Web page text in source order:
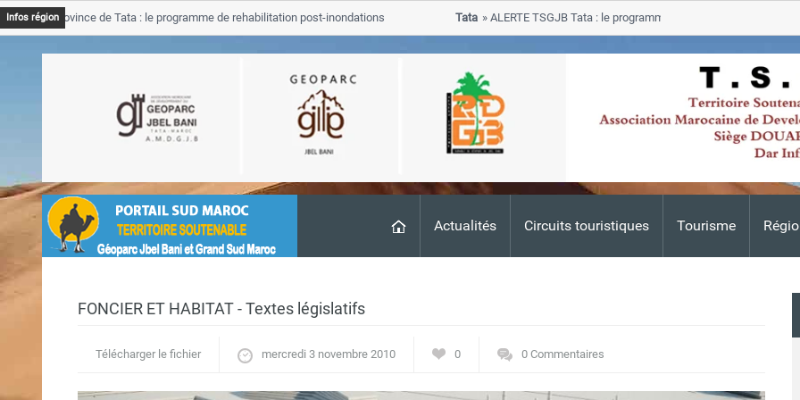
Actualités Circuits touristiques Tourisme
Infos régionProvince de Tata : le programme de rehabilitation post-inondations
ALERTE TSGJB Tata : le programme de rehabilitation post-
progresse dans les zones sinistrees
FONCIER ET HABITAT - Textes législatifs
Télécharger le fichier mercredi 3 novembre 2010 0 0 Commentaires